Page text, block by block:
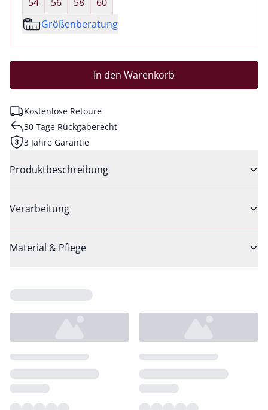
Größenberatung
In den Warenkorb
Kostenlose Retoure
30 Tage Rückgaberecht
3 Jahre Garantie
Produktbeschreibung
Verarbeitung
Material & Pflege